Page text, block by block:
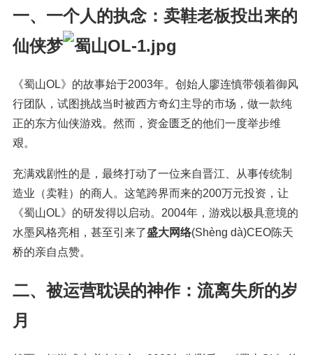
一、一个人的执念：卖鞋老板投出来的
仙侠梦
《蜀山OL》的故事始于2003年。创始人廖连慎带领着御风
行团队，试图挑战当时被西方奇幻主导的市场，做一款纯
正的东方仙侠游戏。然而，资金匮乏的他们一度举步维
艰。
充满戏剧性的是，最终打动了一位来自晋江、从事传统制
造业（卖鞋）的商人。这笔跨界而来的200万元投资，让
《蜀山OL》的研发得以启动。2004年，游戏以极具意境的
水墨风格亮相，甚至引来了盛大网络(Shèng dà)CEO陈天
桥的亲自点赞。
二、被运营耽误的神作：流离失所的岁
月